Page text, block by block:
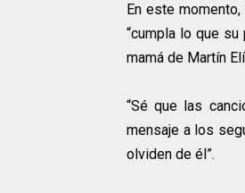
En este
“cumpla lo que
mamá de Martín
“Sé que las
mensaje a los
olviden de él”.